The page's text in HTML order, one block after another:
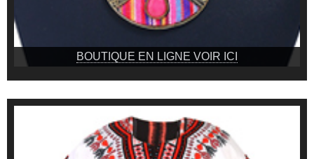
BOUTIQUE EN LIGNE VOIR ICI